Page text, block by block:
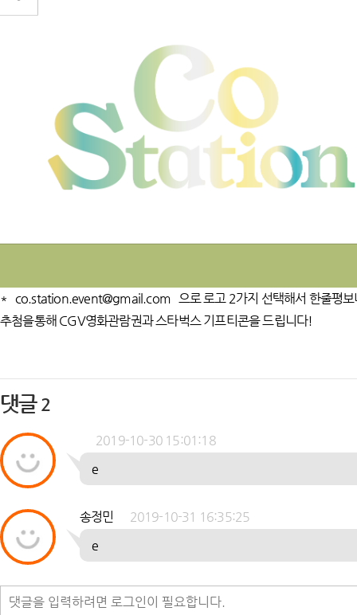
* co.station.event@gmail.com 으로 로고 2가지 선택해서 한줄평보
추첨을통해 CGV영화관람권과 스타벅스 기프티콘을 드립니다!
댓글 2
2019-10-30 15:01:18
송정민 2019-10-31 16:35:25